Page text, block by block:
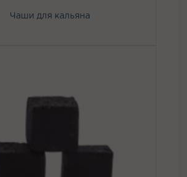
Чаши для кальяна